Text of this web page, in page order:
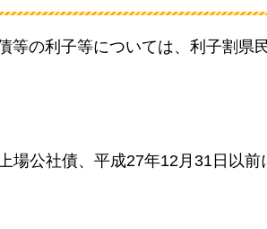
等の利子等については、利子割県
場公社債、平成27年12月31日以前